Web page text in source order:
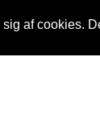
af cookies.